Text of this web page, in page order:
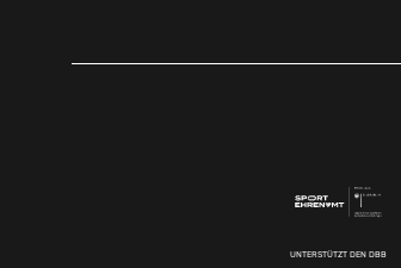
UNTERSTÜTZT DEN DBB